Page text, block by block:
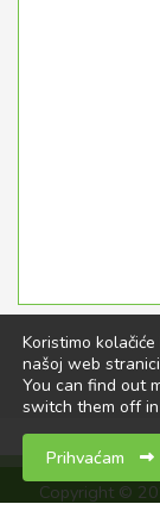
Koristimo
našoj web
You can find out
switch them off in
Prihvaćam
Copyright ©